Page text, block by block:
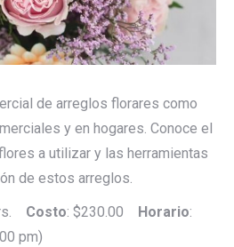
de arreglos florares como
y en hogares. Conoce el
a utilizar y las herramientas
de estos arreglos.
Costo: $230.00 Horario:
pm)